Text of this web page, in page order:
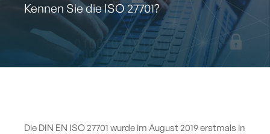
Kennen Sie die ISO 27701?
Die DIN EN ISO 27701 wurde im August 2019 erstmals in